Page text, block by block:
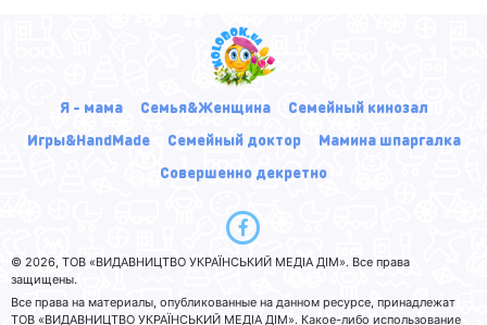
Я - мама Семья&Женщина
Семейный кинозал
Игры&HandMade
Семейный доктор
Мамина шпаргалка
Совершенно декретно
© 2026, ТОВ «ВИДАВНИЦТВО УКРАЇНСЬКИЙ МЕДІА ДІМ». Все права
защищены.
Все права на материалы, опубликованные на данном ресурсе, принадлежат
ТОВ «ВИДАВНИЦТВО УКРАЇНСЬКИЙ МЕДІА ДІМ». Какое-либо использование